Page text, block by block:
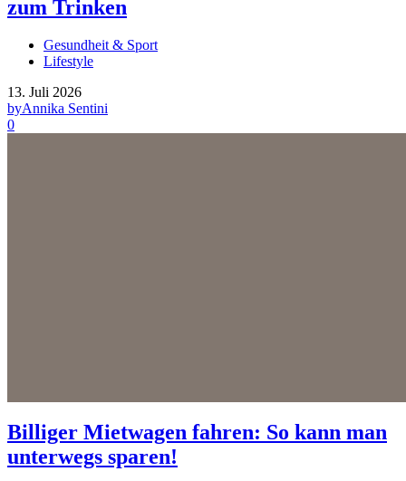
zum Trinken
Gesundheit & Sport
Lifestyle
13. Juli 2026
byAnnika Sentini
0
Billiger Mietwagen fahren: So kann man
unterwegs sparen!